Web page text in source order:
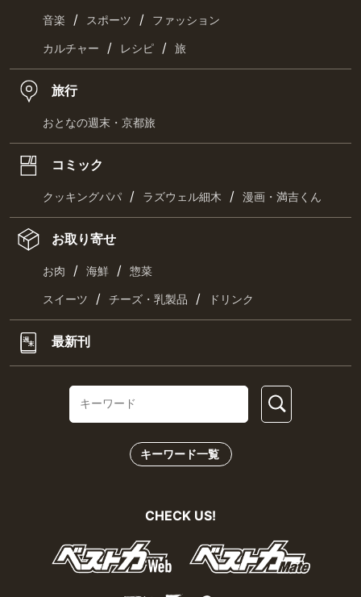
音楽 / スポーツ / ファッション
カルチャー / レシピ / 旅
旅行
おとなの週末・京都旅
コミック
クッキングパパ / ラズウェル細木 / 漫画・満吉くん
お取り寄せ
お肉 / 海鮮 / 惣菜
スイーツ / チーズ・乳製品 / ドリンク
最新刊
キーワード一覧
CHECK US!